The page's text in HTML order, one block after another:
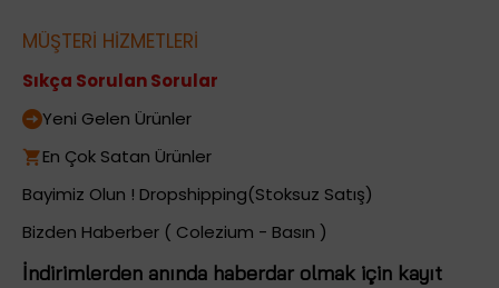
MÜŞTERİ HİZMETLERİ
Sıkça Sorulan Sorular
Yeni Gelen Ürünler
En Çok Satan Ürünler
Bayimiz Olun ! Dropshipping(Stoksuz Satış)
Bizden Haberber ( Colezium - Basın )
İndirimlerden anında haberdar olmak için kayıt